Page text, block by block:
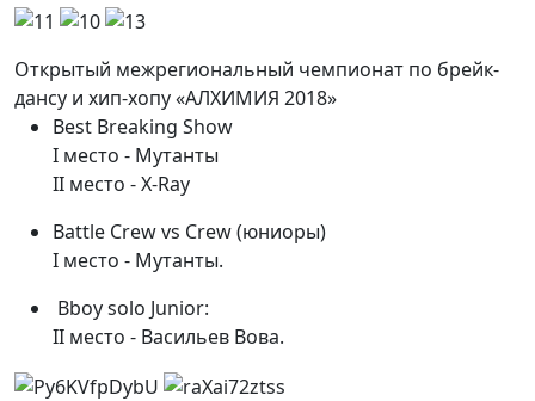
Открытый межрегиональный чемпионат по брейк-
дансу и хип-хопу «АЛХИМИЯ 2018»
Best Breaking Show
I место - Мутанты
II место - X-Ray
Battle Crew vs Crew (юниоры)
I место - Мутанты.
Bboy solo Junior: ⠀
II место - Васильев Вова.